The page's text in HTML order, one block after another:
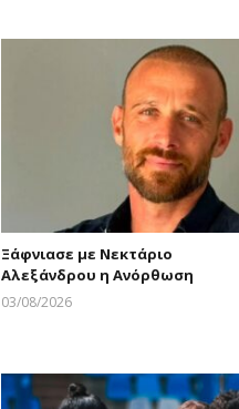
Ξάφνιασε με Νεκτάριο
Αλεξάνδρου η Ανόρθωση
03/08/2026